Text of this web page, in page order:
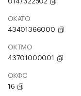
ОКАТО
43401366000
ОКТМО
43701000001
ОКФС
16